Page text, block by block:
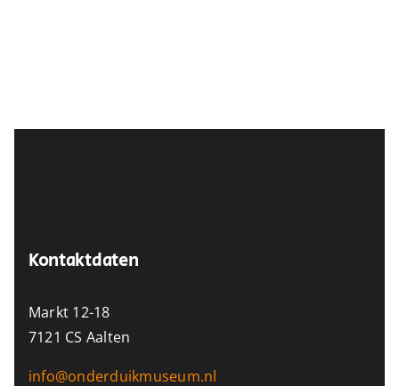
Kontaktdaten
Markt 12-18
7121 CS Aalten
info@onderduikmuseum.nl